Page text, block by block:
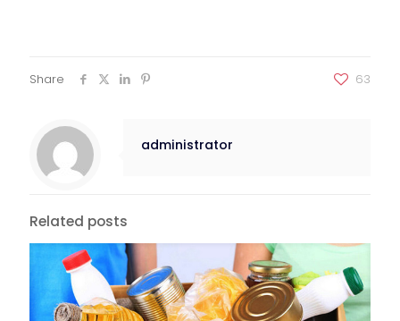
Share 63
administrator
Related posts